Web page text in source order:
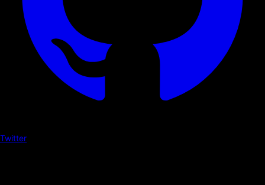
Twitter